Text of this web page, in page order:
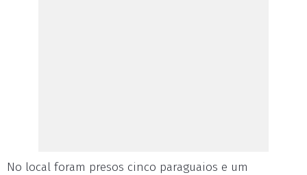
No local foram presos cinco paraguaios e um